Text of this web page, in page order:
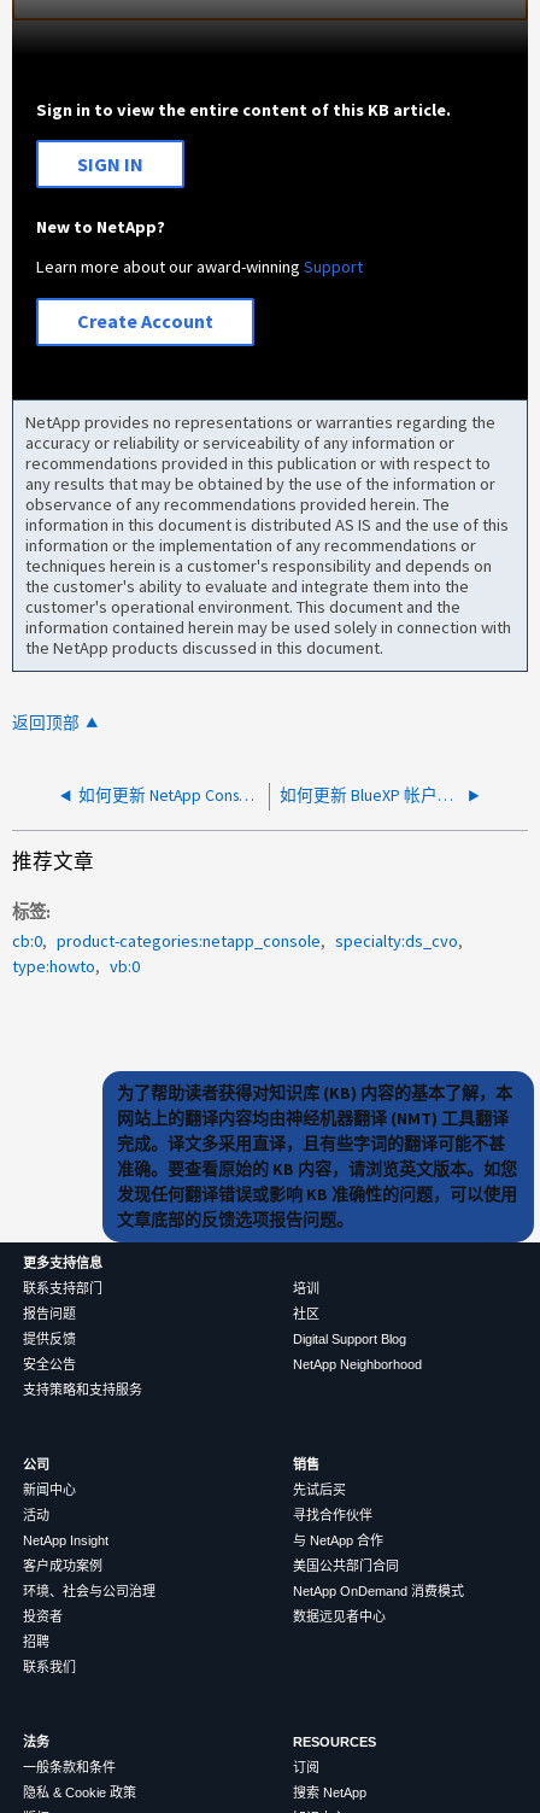
Sign in to view the entire content of this KB article.
SIGN IN
New to NetApp?
Learn more about our award-winningSupport
Create Account
NetApp provides no representations or warranties regarding the
accuracy or reliability or serviceability of any information or
recommendations provided in this publication or with respect to
any results that may be obtained by the use of the information or
observance of any recommendations provided herein. The
information in this document is distributed AS IS and the use of this
information or the implementation of any recommendations or
techniques herein is a customer's responsibility and depends on
the customer's ability to evaluate and integrate them into the
customer's operational environment. This document and the
information contained herein may be used solely in connection with
the NetApp products discussed in this document.
返回顶部
如何更新 NetApp Console Agent 的 DNS - OVA 部署 如何更新 BlueXP 帐户的联合电子邮件域
推荐文章
标签
cb:0
product-categories:netapp_console
specialty:ds_cvo
type:howto
vb:0
为了帮助读者获得对知识库 (KB) 内容的基本了解，本
网站上的翻译内容均由神经机器翻译 (NMT) 工具翻译
完成。译文多采用直译，且有些字词的翻译可能不甚
准确。要查看原始的 KB 内容，请浏览英文版本。如您
发现任何翻译错误或影响 KB 准确性的问题，可以使用
文章底部的反馈选项报告问题。
更多支持信息
联系支持部门
报告问题
提供反馈
安全公告
支持策略和支持服务
培训
社区
Digital Support Blog
NetApp Neighborhood
公司
新闻中心
活动
NetApp Insight
客户成功案例
环境、社会与公司治理
投资者
招聘
联系我们
销售
先试后买
寻找合作伙伴
与 NetApp 合作
美国公共部门合同
NetApp OnDemand 消费模式
数据远见者中心
法务
一般条款和条件
隐私 & Cookie 政策
RESOURCES
订阅
搜索 NetApp